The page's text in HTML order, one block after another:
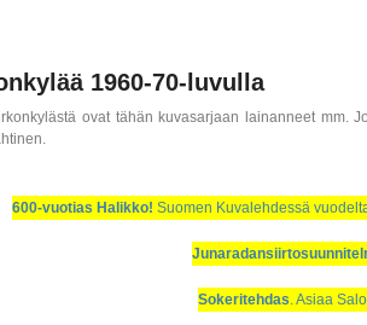
1960-70-luvulla
ovat tähän kuvasarjaan lainanneet mm.
600-vuotias Halikko! Suomen Kuvalehdessä
Sokeritehdas. Asiaa